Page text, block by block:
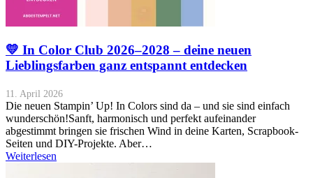
💛 In Color Club 2026–2028 – deine neuen
Lieblingsfarben ganz entspannt entdecken
11. April 2026
Die neuen Stampin’ Up! In Colors sind da – und sie sind einfach
wunderschön!Sanft, harmonisch und perfekt aufeinander
abgestimmt bringen sie frischen Wind in deine Karten, Scrapbook-
Seiten und DIY-Projekte. Aber…
Weiterlesen